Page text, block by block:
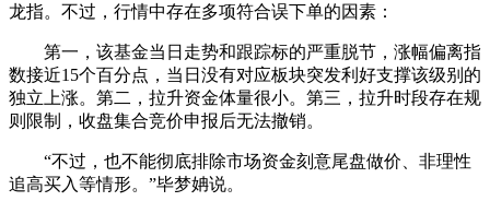
龙指。不过，行情中存在多项符合误下单的因素：
第一，该基金当日走势和跟踪标的严重脱节，涨幅偏离指
数接近15个百分点，当日没有对应板块突发利好支撑该级别的
独立上涨。第二，拉升资金体量很小。第三，拉升时段存在规
则限制，收盘集合竞价申报后无法撤销。
“不过，也不能彻底排除市场资金刻意尾盘做价、非理性
追高买入等情形。”毕梦姌说。